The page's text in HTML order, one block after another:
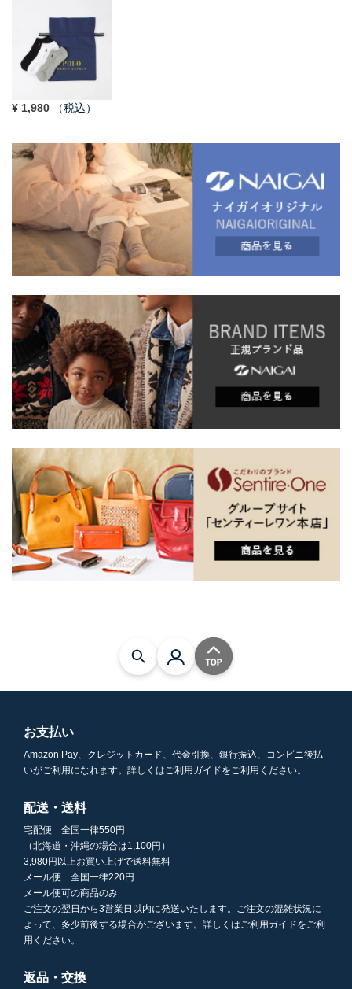
¥ 1,980 （税込）
お支払い
Amazon Pay、クレジットカード、代金引換、銀行振込、コンビニ後払
いがご利用になれます。詳しくはご利用ガイドをご利用ください。
配送・送料
宅配便 全国一律550円
（北海道・沖縄の場合は1,100円）
3,980円以上お買い上げで送料無料
メール便 全国一律220円
メール便可の商品のみ
ご注文の翌日から3営業日以内に発送いたします。ご注文の混雑状況に
よって、多少前後する場合がございます。詳しくはご利用ガイドをご利
用ください。
返品・交換